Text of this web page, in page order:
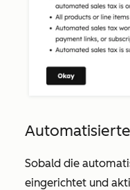
Sobald die
eingerichtet und